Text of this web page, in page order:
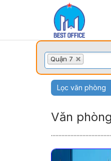
Quận 7
Văn